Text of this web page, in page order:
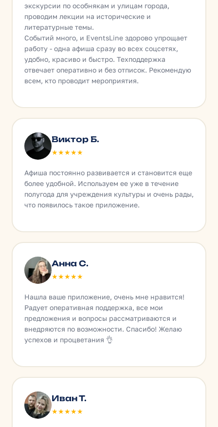
экскурсии по особнякам и улицам города,
проводим лекции на исторические и
литературные темы.
Событий много, и EventsLine здорово упрощает
работу - одна афиша сразу во всех соцсетях,
удобно, красиво и быстро. Техподдержка
отвечает оперативно и без отписок. Рекомендую
всем, кто проводит мероприятия.
Виктор Б.
★★★★★
Афиша постоянно развивается и становится еще
более удобной. Используем ее уже в течение
полугода для учреждения культуры и очень рады,
что появилось такое приложение.
Анна С.
★★★★★
Нашла ваше приложение, очень мне нравится!
Радует оперативная поддержка, все мои
предложения и вопросы рассматриваются и
внедряются по возможности. Спасибо! Желаю
успехов и процветания 👌
Иван Т.
★★★★★